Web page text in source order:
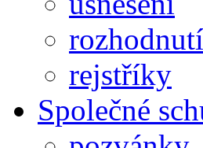
rejstříky
Společné